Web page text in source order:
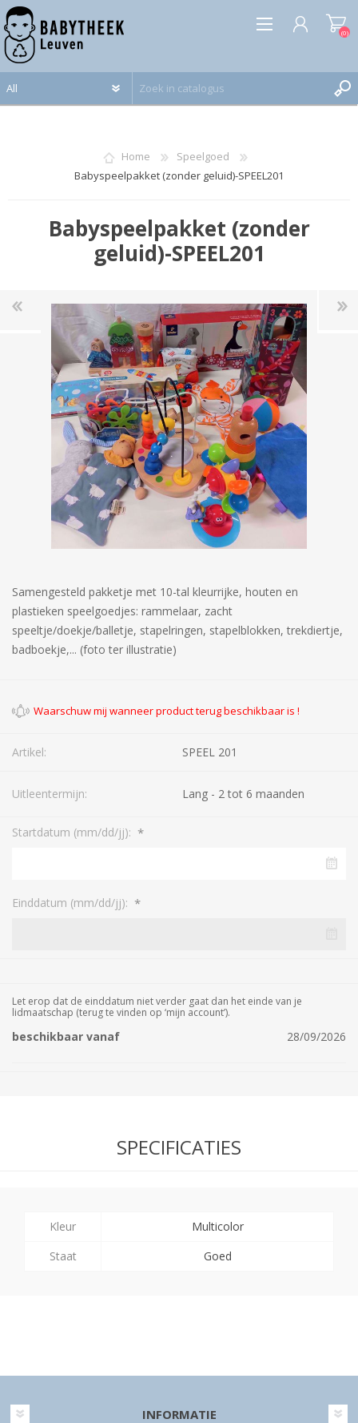
(0)
Home
Speelgoed
Babyspeelpakket (zonder geluid)-SPEEL201
Babyspeelpakket (zonder
geluid)-SPEEL201
Samengesteld pakketje met 10-tal kleurrijke, houten en
plastieken speelgoedjes: rammelaar, zacht
speeltje/doekje/balletje, stapelringen, stapelblokken, trekdiertje,
badboekje,... (foto ter illustratie)
Artikel: SPEEL 201
Uitleentermijn: Lang - 2 tot 6 maanden
Startdatum (mm/dd/jj): *
Einddatum (mm/dd/jj): *
Let erop dat de einddatum niet verder gaat dan het einde van je
lidmaatschap (terug te vinden op ‘mijn account’).
beschikbaar vanaf 28/09/2026
SPECIFICATIES
Kleur
Multicolor
Staat
Goed
INFORMATIE